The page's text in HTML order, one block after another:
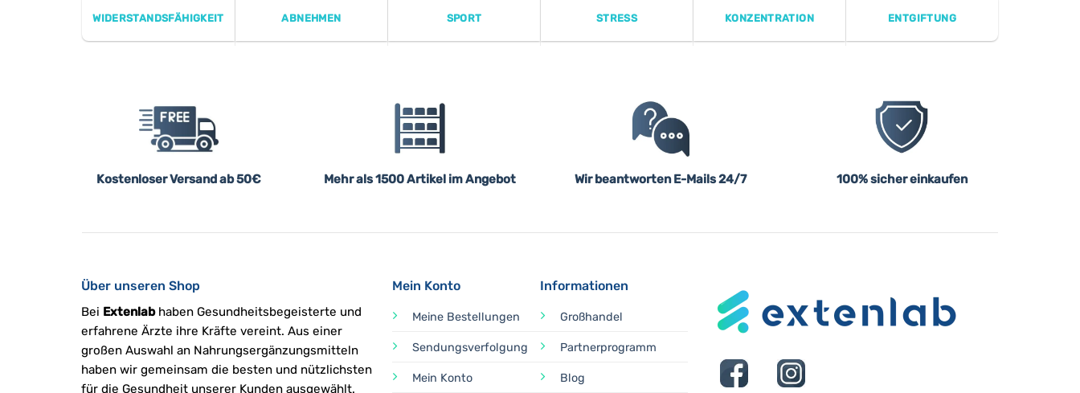
WIDERSTANDSFÄHIGKEIT ABNEHMEN SPORT STRESS KONZENTRATION ENTGIFTUNG
Kostenloser Versand ab 50€ Mehr als 1500 Artikel im Angebot Wir beantworten E-Mails 24/7 100% sicher einkaufen
Über unseren Shop
Bei Extenlabhaben Gesundheitsbegeisterte und
erfahrene Ärzte ihre Kräfte vereint. Aus einer
großen Auswahl an Nahrungsergänzungsmitteln
haben wir gemeinsam die besten und nützlichsten
für die Gesundheit unserer Kunden ausgewählt.
Mein Konto
Meine Bestellungen
Sendungsverfolgung
Mein Konto
Informationen
Großhandel
Partnerprogramm
Blog